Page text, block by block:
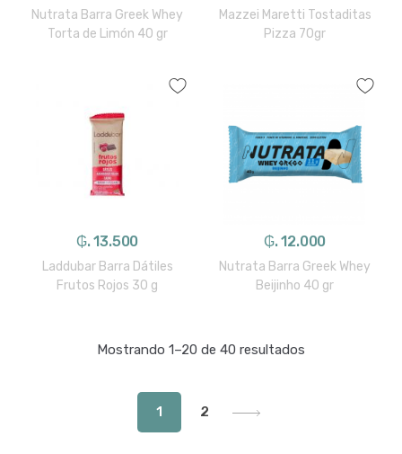
Nutrata Barra Greek Whey
Torta de Limón 40 gr
Mazzei Maretti Tostaditas
Pizza 70gr
₲. 13.500
Laddubar Barra Dátiles
Frutos Rojos 30 g
₲. 12.000
Nutrata Barra Greek Whey
Beijinho 40 gr
Mostrando 1–20 de 40 resultados
1 2